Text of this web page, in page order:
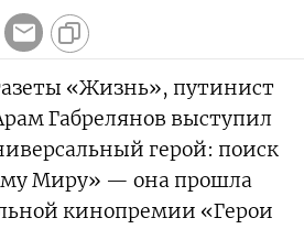
«Жизнь», путинист
Габрелянов выступил
герой: поиск
Миру» — она прошла
кинопремии «Герои